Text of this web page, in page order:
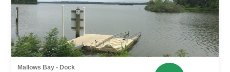
Mallows Bay - Dock